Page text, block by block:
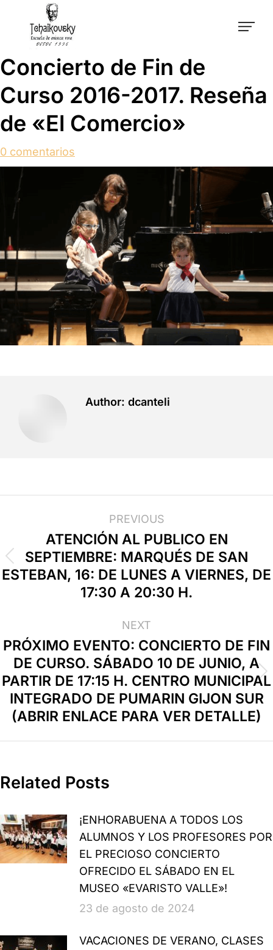
Concierto de Fin de
Curso 2016-2017. Reseña
de «El Comercio»
0 comentarios
Author: dcanteli
PREVIOUS
ATENCIÓN AL PUBLICO EN
SEPTIEMBRE: MARQUÉS DE SAN
ESTEBAN, 16: DE LUNES A VIERNES, DE
17:30 A 20:30 H.
NEXT
PRÓXIMO EVENTO: CONCIERTO DE FIN
DE CURSO. SÁBADO 10 DE JUNIO, A
PARTIR DE 17:15 H. CENTRO MUNICIPAL
INTEGRADO DE PUMARIN GIJON SUR
(ABRIR ENLACE PARA VER DETALLE)
Related Posts
¡ENHORABUENA A TODOS LOS
ALUMNOS Y LOS PROFESORES POR
EL PRECIOSO CONCIERTO
OFRECIDO EL SÁBADO EN EL
MUSEO «EVARISTO VALLE»!
23 de agosto de 2024
VACACIONES DE VERANO, CLASES